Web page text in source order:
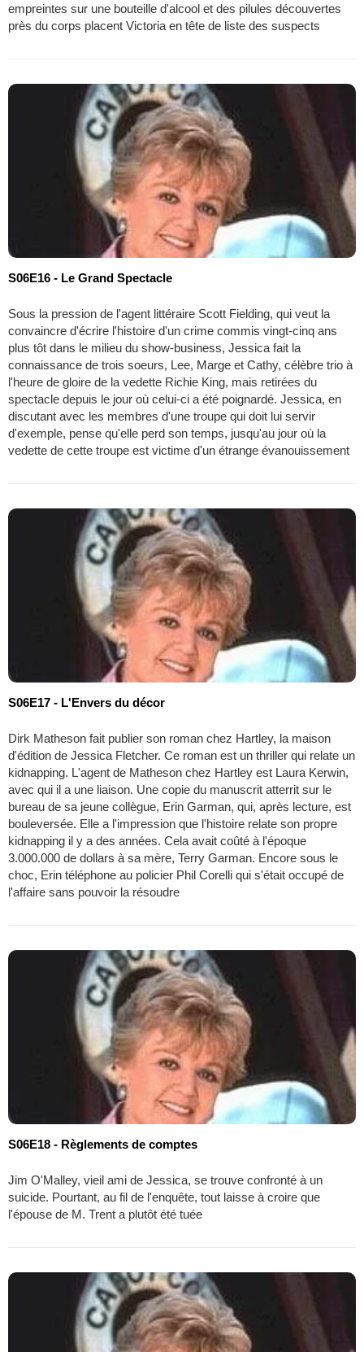
empreintes sur une bouteille d'alcool et des pilules découvertes
près du corps placent Victoria en tête de liste des suspects
S06E16 - Le Grand Spectacle
Sous la pression de l'agent littéraire Scott Fielding, qui veut la
convaincre d'écrire l'histoire d'un crime commis vingt-cinq ans
plus tôt dans le milieu du show-business, Jessica fait la
connaissance de trois soeurs, Lee, Marge et Cathy, célèbre trio à
l'heure de gloire de la vedette Richie King, mais retirées du
spectacle depuis le jour où celui-ci a été poignardé. Jessica, en
discutant avec les membres d'une troupe qui doit lui servir
d'exemple, pense qu'elle perd son temps, jusqu'au jour où la
vedette de cette troupe est victime d'un étrange évanouissement
S06E17 - L'Envers du décor
Dirk Matheson fait publier son roman chez Hartley, la maison
d'édition de Jessica Fletcher. Ce roman est un thriller qui relate un
kidnapping. L'agent de Matheson chez Hartley est Laura Kerwin,
avec qui il a une liaison. Une copie du manuscrit atterrit sur le
bureau de sa jeune collègue, Erin Garman, qui, après lecture, est
bouleversée. Elle a l'impression que l'histoire relate son propre
kidnapping il y a des années. Cela avait coûté à l'époque
3.000.000 de dollars à sa mère, Terry Garman. Encore sous le
choc, Erin téléphone au policier Phil Corelli qui s'était occupé de
l'affaire sans pouvoir la résoudre
S06E18 - Règlements de comptes
Jim O'Malley, vieil ami de Jessica, se trouve confronté à un
suicide. Pourtant, au fil de l'enquête, tout laisse à croire que
l'épouse de M. Trent a plutôt été tuée